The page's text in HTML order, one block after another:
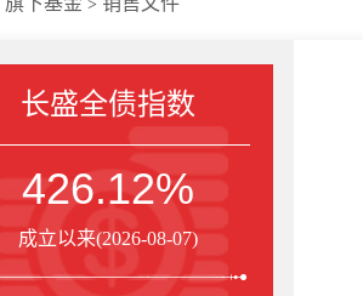
>
长盛全债指数
426.12%
成立以来(2026-08-07)